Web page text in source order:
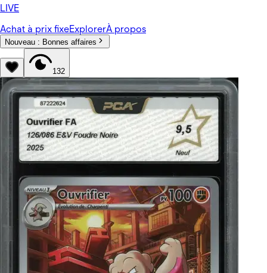
LIVE
Achat à prix fixeExplorerÀ propos
Nouveau : Bonnes affaires
132